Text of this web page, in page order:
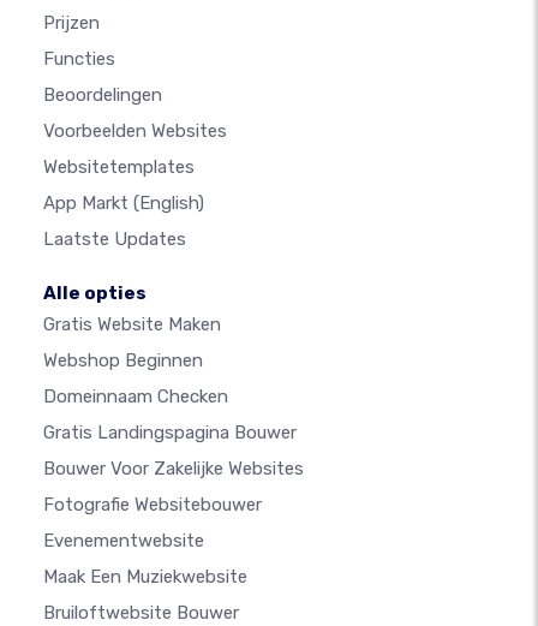
Prijzen
Functies
Beoordelingen
Voorbeelden Websites
Websitetemplates
App Markt (English)
Laatste Updates
Alle opties
Gratis Website Maken
Webshop Beginnen
Domeinnaam Checken
Gratis Landingspagina Bouwer
Bouwer Voor Zakelijke Websites
Fotografie Websitebouwer
Evenementwebsite
Maak Een Muziekwebsite
Bruiloftwebsite Bouwer